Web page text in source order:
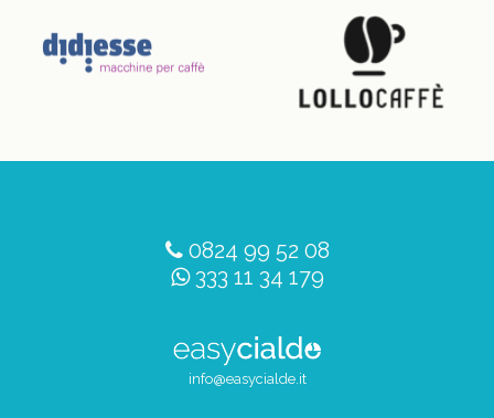
0824 99 52 08
333 11 34 179
info@easycialde.it